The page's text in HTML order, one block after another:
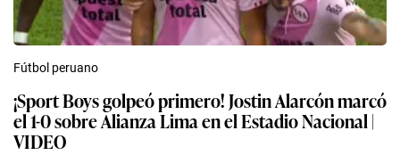
Fútbol peruano
¡Sport Boys golpeó primero! Jostin Alarcón marcó
el 1-0 sobre Alianza Lima en el Estadio Nacional |
VIDEO